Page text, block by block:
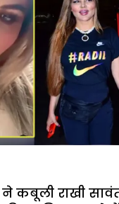
कबूली राखी